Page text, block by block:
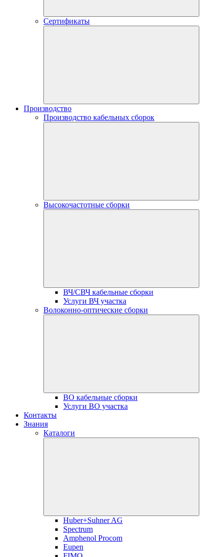
Сертификаты
Производство
Производство кабельных сборок
Высокочастотные сборки
ВЧ/СВЧ кабельные сборки
Услуги ВЧ участка
Волоконно-оптические сборки
ВО кабельные сборки
Услуги ВО участка
Контакты
Знания
Каталоги
Huber+Suhner AG
Spectrum
Amphenol Procom
Eupen